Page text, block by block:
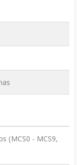
(MCS0 - MCS9,